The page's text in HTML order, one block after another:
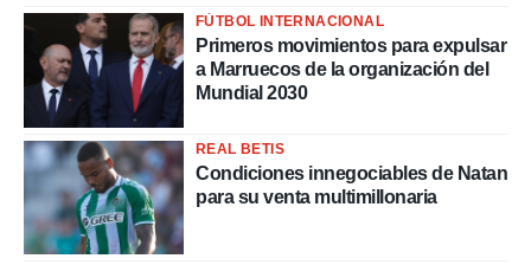
FÚTBOL INTERNACIONAL
Primeros movimientos para expulsar
a Marruecos de la organización del
Mundial 2030
REAL BETIS
Condiciones innegociables de Natan
para su venta multimillonaria